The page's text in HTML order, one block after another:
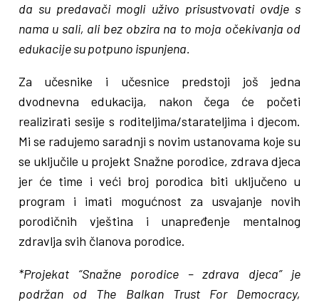
da su predavači mogli uživo prisustvovati ovdje s
nama u sali, ali bez obzira na to moja očekivanja od
edukacije su potpuno ispunjena.
Za učesnike i učesnice predstoji još jedna
dvodnevna edukacija, nakon čega će početi
realizirati sesije s roditeljima/starateljima i djecom.
Mi se radujemo saradnji s novim ustanovama koje su
se uključile u projekt Snažne porodice, zdrava djeca
jer će time i veći broj porodica biti uključeno u
program i imati mogućnost za usvajanje novih
porodičnih vještina i unapređenje mentalnog
zdravlja svih članova porodice.
*Projekat “Snažne porodice – zdrava djeca” je
podržan od The Balkan Trust For Democracy,